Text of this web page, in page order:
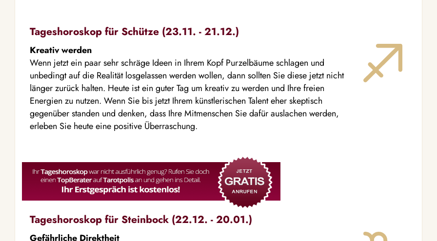
Tageshoroskop für Schütze (23.11. - 21.12.)
Kreativ werden
Wenn jetzt ein paar sehr schräge Ideen in Ihrem Kopf Purzelbäume schlagen und
unbedingt auf die Realität losgelassen werden wollen, dann sollten Sie diese jetzt nicht
länger zurück halten. Heute ist ein guter Tag um kreativ zu werden und Ihre freien
Energien zu nutzen. Wenn Sie bis jetzt Ihrem künstlerischen Talent eher skeptisch
gegenüber standen und denken, dass Ihre Mitmenschen Sie dafür auslachen werden,
erleben Sie heute eine positive Überraschung.
Tageshoroskop für Steinbock (22.12. - 20.01.)
Gefährliche Direktheit